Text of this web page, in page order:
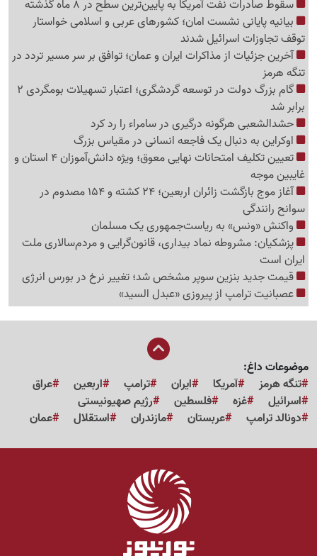
سقوط صادرات نفت آمریکا به پایین‌ترین سطح در 8 ماه گذشته
بیانیه پایانی نشست امان؛ کشورهای عربی و اسلامی خواستار
توقف تجاوزات اسرائیل شدند
آخرین جزئیات از مذاکرات ایران و عمان؛ توافق بر سر مسیر تردد در
تنگه هرمز
گام بزرگ دولت در توسعه گردشگری؛ اعتبار تسهیلات بومگردی 2
برابر شد
حشدالشعبی هرگونه درگیری در سامراء را رد کرد
اوکراین به دنبال یک فاجعه انسانی در مقیاس بزرگ
تعیین تکلیف امتحانات نهایی معوق؛ ویژه دانش‌آموزان 4 استان و
غایبین موجه
آغاز موج بازگشت زائران اربعین؛ 24 کشته و 154 مصدوم در
سوانح رانندگی
واکنش «ونس» به ریاست‌جمهوری یک مسلمان
پزشکیان: مشروطه نماد بیداری، قانون‌گرایی و مردم‌سالاری ملت
ایران است
قیمت جدید بنزین سوپر مشخص شد؛ تغییر نرخ در بورس انرژی
عصبانیت ترامپ از پیروزی «عبدل السید»
موضوعات داغ:
تنگه هرمز
آمریکا ایران ترامپ اربعین
عراق
اسرائیل
غزه فلسطین
رژیم صهیونیستی
دونالد ترامپ
عربستان مازندران استقلال عمان